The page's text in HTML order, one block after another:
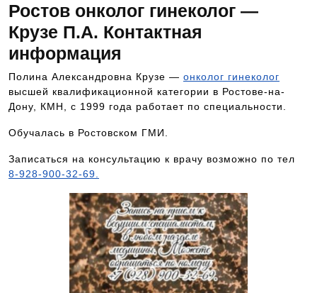
Ростов онколог гинеколог —
Крузе П.А. Контактная
информация
Полина Александровна Крузе — онколог гинеколог
высшей квалификационной категории в Ростове-на-
Дону, КМН, с 1999 года работает по специальности.
Обучалась в Ростовском ГМИ.
Записаться на консультацию к врачу возможно по тел
8-928-900-32-69.